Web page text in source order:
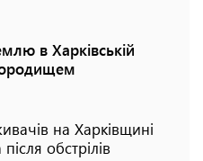
в Харківській
на Харківщині
обстрілів